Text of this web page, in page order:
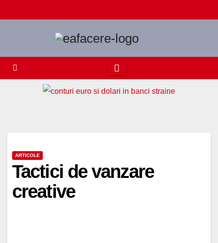
to
ARTICOLE
Tactici de vanzare
creative